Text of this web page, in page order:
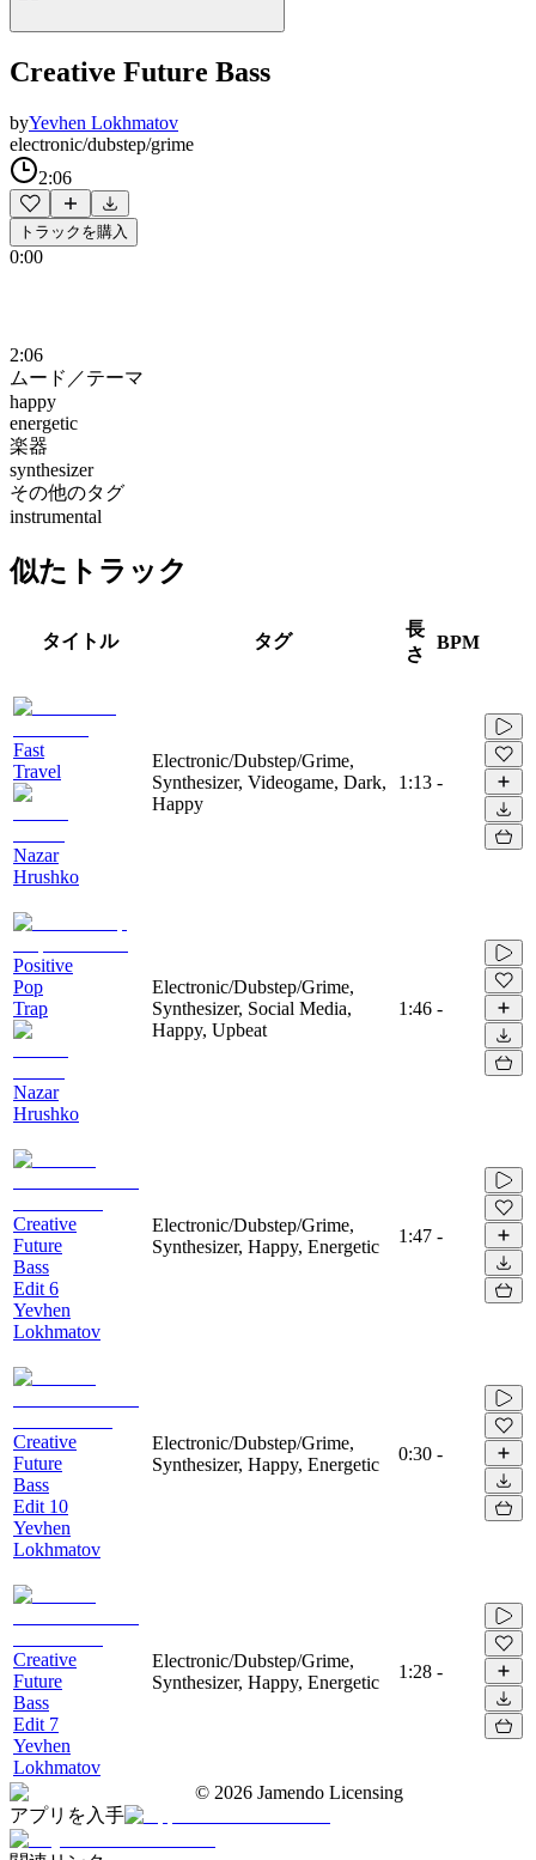
Creative Future Bass
byYevhen Lokhmatov
electronic/dubstep/grime
2:06
トラックを購入
0:00
2:06
ムード／テーマ
happy
energetic
楽器
synthesizer
その他のタグ
instrumental
似たトラック
タイトル タグ
長
さ
BPM
Fast
Travel
Nazar
Hrushko
Electronic/Dubstep/Grime,
Synthesizer, Videogame, Dark,
Happy
1:13 -
Positive
Pop
Trap
Nazar
Hrushko
Electronic/Dubstep/Grime,
Synthesizer, Social Media,
Happy, Upbeat
1:46 -
Creative
Future
Bass
Edit 6
Yevhen
Lokhmatov
Electronic/Dubstep/Grime,
Synthesizer, Happy, Energetic
1:47 -
Creative
Future
Bass
Edit 10
Yevhen
Lokhmatov
Electronic/Dubstep/Grime,
Synthesizer, Happy, Energetic
0:30 -
Creative
Future
Bass
Edit 7
Yevhen
Lokhmatov
Electronic/Dubstep/Grime,
Synthesizer, Happy, Energetic
1:28 -
© 2026 Jamendo Licensing
アプリを入手